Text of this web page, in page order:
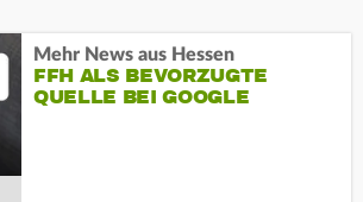
Mehr News aus Hessen
FFH ALS BEVORZUGTE
QUELLE BEI GOOGLE